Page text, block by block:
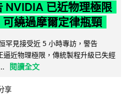
NVIDIA 已近物理極限
繞過摩爾定律瓶頸
罕見接受近 5 小時專訪，警告
近物理極限，傳統製程升級已失經
閱讀全文
享